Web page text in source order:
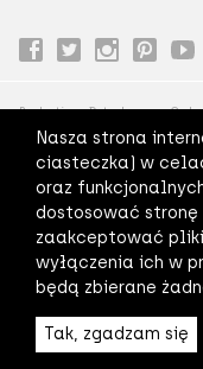
Production: Datasky Code:
Nasza strona
ciasteczka) w
oraz
dostosować stronę
zaakceptować
wyłączenia ich w
będą zbierane
Tak, zgadzam się